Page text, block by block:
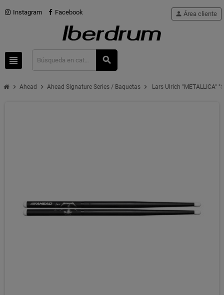
Instagram Facebook
view_headline search
person Área cliente
chevron_right Ahead chevron_right Ahead Signature Series / Baquetas chevron_right Lars Ulrich "METALLICA"